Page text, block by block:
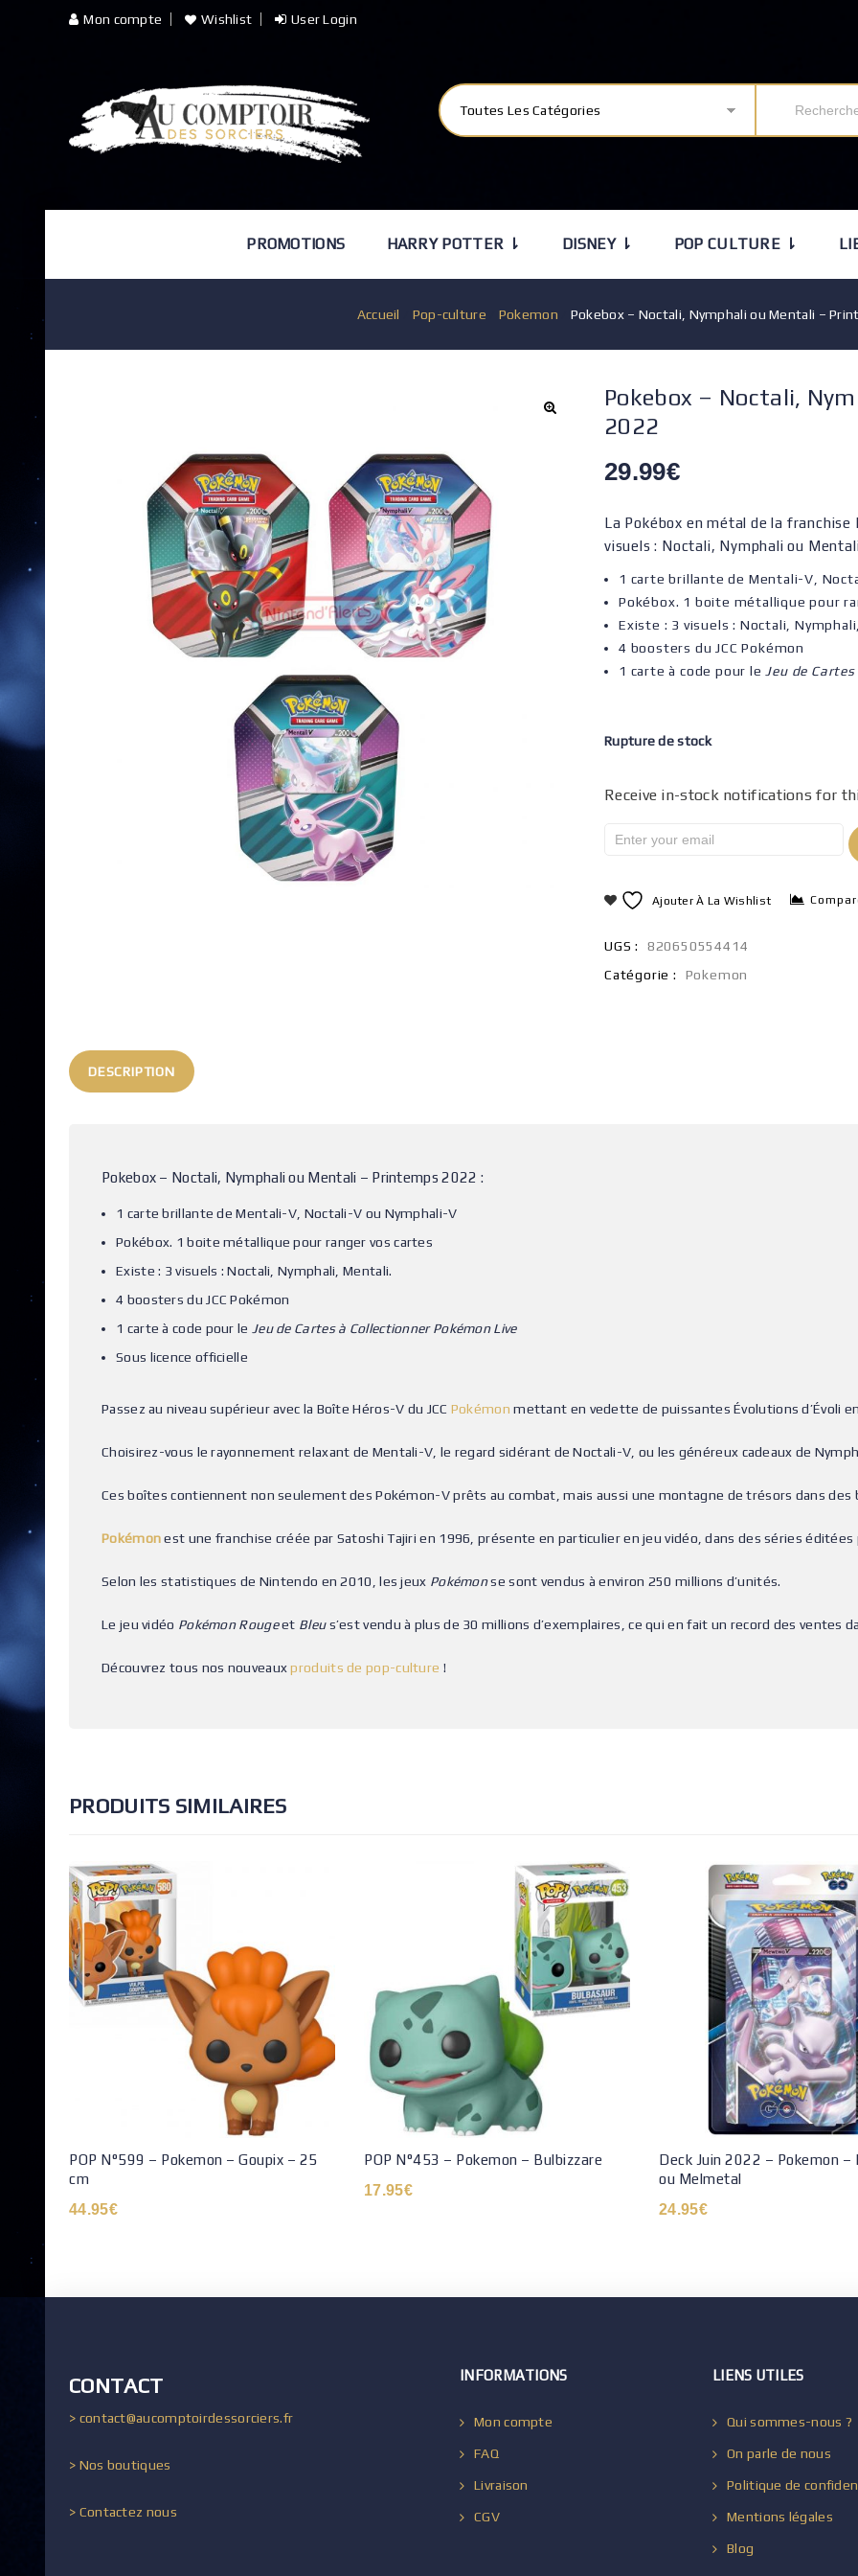
Mon compte Wishlist User Login
Toutes Les Catégories
PROMOTIONS HARRY POTTER ⇂ DISNEY ⇂ POP CULTURE ⇂
Accueil Pop-culture Pokemon Pokebox – Noctali, Nymphali ou Mentali –
Pokebox – Noctali,
2022
29.99€
La Pokébox en métal de la
visuels : Noctali, Nymphali ou
1 carte brillante de Mentali-V,
Pokébox. 1 boite métallique pour
Existe : 3 visuels : Noctali,
4 boosters du JCC Pokémon
1 carte à code pour le Jeu de
Rupture de stock
Receive in-stock notifications for
Ajouter À La Wishlist
UGS :
820650554414
Catégorie :
Pokemon
DESCRIPTION
Pokebox – Noctali, Nymphali ou Mentali – Printemps 2022 :
1 carte brillante de Mentali-V, Noctali-V ou Nymphali-V
Pokébox. 1 boite métallique pour ranger vos cartes
Existe : 3 visuels : Noctali, Nymphali, Mentali.
4 boosters du JCC Pokémon
1 carte à code pour le Jeu de Cartes à Collectionner Pokémon Live
Sous licence officielle
Passez au niveau supérieur avec la Boîte Héros-V du JCC Pokémon mettant en vedette de puissantes Évolutions d’Évoli
Choisirez-vous le rayonnement relaxant de Mentali-V, le regard sidérant de Noctali-V, ou les généreux cadeaux de
Ces boîtes contiennent non seulement des Pokémon-V prêts au combat, mais aussi une montagne de trésors dans des
Pokémon est une franchise créée par Satoshi Tajiri en 1996, présente en particulier en jeu vidéo, dans des séries
Selon les statistiques de Nintendo en 2010, les jeux Pokémonse sont vendus à environ 250 millions d’unités.
Le jeu vidéo Pokémon Rougeet Bleus’est vendu à plus de 30 millions d’exemplaires, ce qui en fait un record des ventes
Découvrez tous nos nouveauxproduits de pop-culture !
PRODUITS SIMILAIRES
POP N°599 – Pokemon – Goupix – 25
cm
44.95€
POP N°453 – Pokemon – Bulbizzare
17.95€
Deck Juin 2022 – Pokemon
ou Melmetal
24.95€
CONTACT
> contact@aucomptoirdessorciers.fr
> Nos boutiques
> Contactez nous
INFORMATIONS
Mon compte
FAQ
Livraison
CGV
LIENS UTILES
Qui sommes-nous ?
On parle de nous
Politique de
Mentions légales
Blog